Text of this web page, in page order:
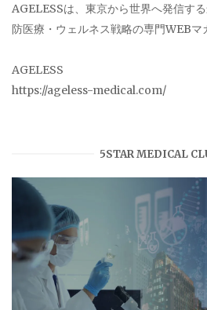
AGELESSは、東京から世界へ発信す
防医療・ウェルネス戦略の専門WEBマ
AGELESS
https://ageless-medical.com/
5STAR MEDICAL